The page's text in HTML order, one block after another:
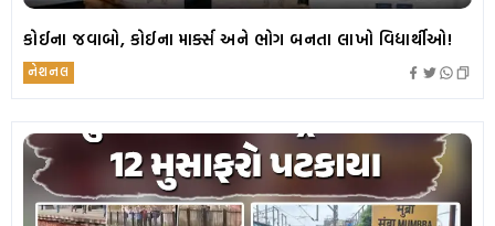
કોઈના જવાબો, કોઈના માર્ક્સ અને ભોગ બનતા લાખો વિદ્યાર્થીઓ!
નેશનલ